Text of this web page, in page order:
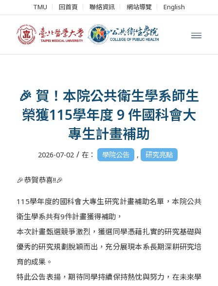
TMU 回首頁 聯絡資訊 網站導覽 English
🎉 賀！本院公共衛生學系師生
榮獲115學年度 9 件國科會大
專生計畫補助
2026-07-02 / 在： 學院公告 , 研究亮點
🎉恭賀恭喜!!🎉
115學年度的國科會大專生研究計畫補助名單，本院公共
衛生學系共有9件計畫獲得補助，
本次計畫甄選競爭激烈，獲選同學憑藉扎實的研究基礎與
優秀的研究規劃脫穎而出，充分展現本系長期深耕研究培
育的成果。
特此公告表揚，期待同學持續保持熱忱與努力，在未來學